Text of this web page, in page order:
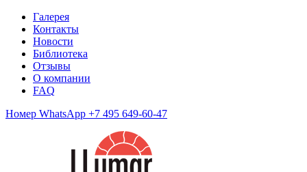
Галерея
Контакты
Новости
Библиотека
Отзывы
О компании
FAQ
Номер WhatsApp +7 495 649-60-47